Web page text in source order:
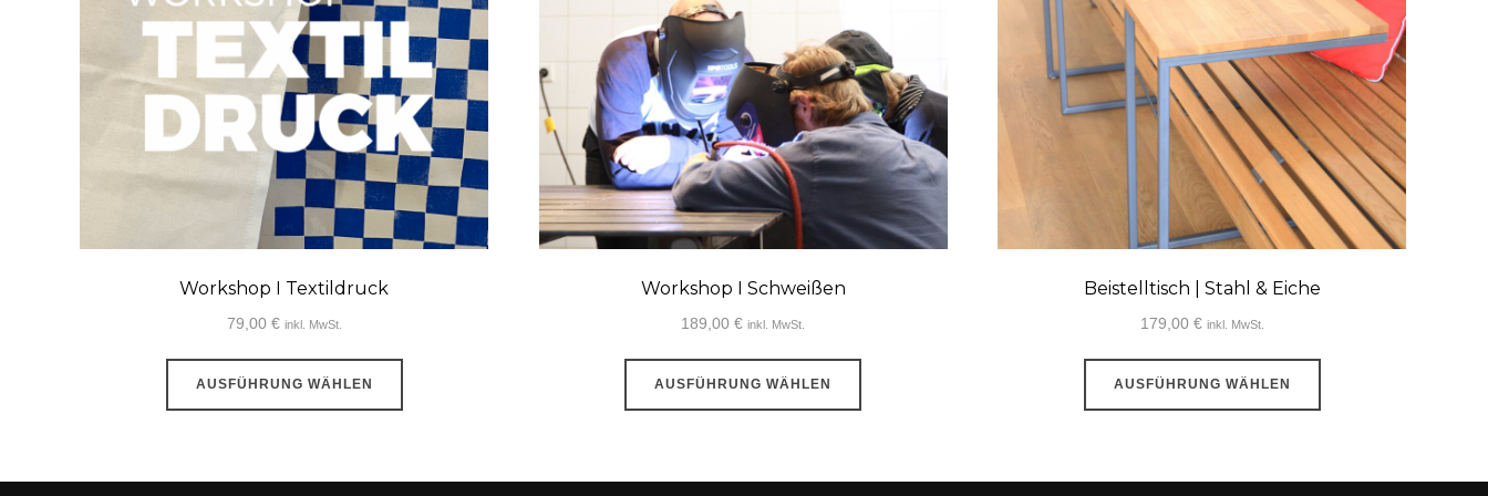
Workshop I Textildruck
79,00 € inkl. MwSt.
AUSFÜHRUNG WÄHLEN
Dieses
Varianten
Workshop I Schweißen
189,00€ inkl. MwSt.
AUSFÜHRUNG WÄHLEN
Dieses
Varianten
Beistelltisch | Stahl & Eiche
179,00 € inkl. MwSt.
AUSFÜHRUNG WÄHLEN
Dieses
Varianten